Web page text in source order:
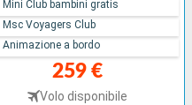
259 €
Volo disponibile
Mini Club bambini gratis
Msc Voyagers Club
Animazione a bordo